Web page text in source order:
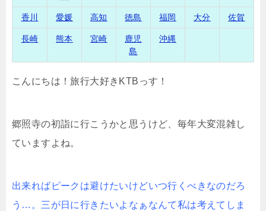
香川 愛媛 高知 徳島 福岡 大分 佐賀
長崎 熊本 宮崎
鹿児
島
沖縄
こんにちは！旅行大好きKTBっす！
郷照寺の初詣に行こうかと思うけど、毎年大変混雑し
ていますよね。
出来ればピークは避けたいけどいつ行くべきなのだろ
う…。三が日に行きたいよなぁなんて私は考えてしま